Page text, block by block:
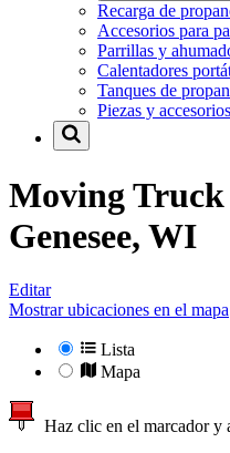
Recarga de
Accesorios para
Parrillas y
Calentadores
Tanques de
Piezas y
Moving Truck
Genesee, WI
Editar
Mostrar ubicaciones en el mapa
Lista
Mapa
Haz clic en el marcador y